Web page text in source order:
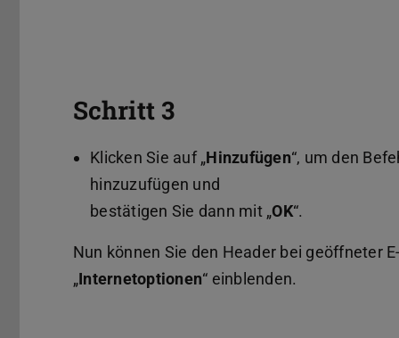
Schritt 3
Klicken Sie auf „Hinzufügen“, um den
hinzuzufügen und
bestätigen Sie dann mit „OK“.
Nun können Sie den Header bei geöffneter
„Internetoptionen“ einblenden.